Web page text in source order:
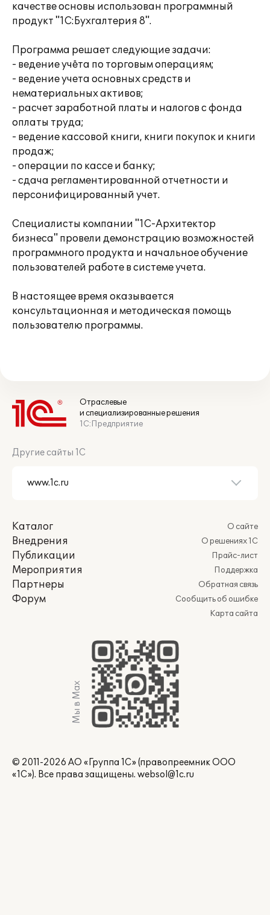
качестве основы использован программный
продукт "1С:Бухгалтерия 8".
Программа решает следующие задачи:
- ведение учёта по торговым операциям;
- ведение учета основных средств и
нематериальных активов;
- расчет заработной платы и налогов с фонда
оплаты труда;
- ведение кассовой книги, книги покупок и книги
продаж;
- операции по кассе и банку;
- сдача регламентированной отчетности и
персонифицированный учет.
Специалисты компании "1С-Архитектор
бизнеса" провели демонстрацию возможностей
программного продукта и начальное обучение
пользователей работе в системе учета.
В настоящее время оказывается
консультационная и методическая помощь
пользователю программы.
Отраслевые
и специализированные решения
1С:Предприятие
Другие сайты 1С
Каталог
Внедрения
Публикации
Мероприятия
Партнеры
Форум
О сайте
О решениях 1С
Прайс-лист
Поддержка
Обратная связь
Сообщить об ошибке
Карта сайта
Мы в Max
© 2011-2026 АО «Группа 1С» (правопреемник ООО
«1С»). Все права защищены. websol@1c.ru